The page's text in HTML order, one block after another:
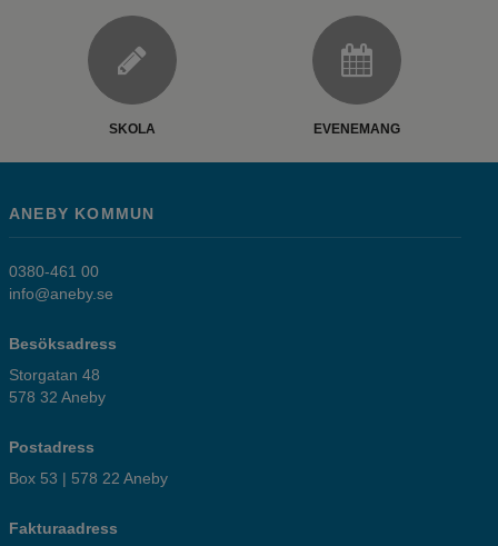
SKOLA EVENEMANG
ANEBY KOMMUN
0380-461 00
info@aneby.se
Besöksadress
Storgatan 48
578 32 Aneby
Postadress
Box 53 | 578 22 Aneby
Fakturaadress